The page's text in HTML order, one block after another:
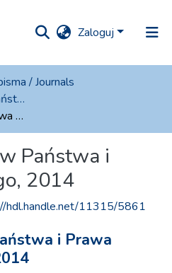
Zaloguj
/ Journals
2.7 Studia z Dziejów Państwa i Prawa Polskiego
Studia z Dziejów Państwa i Prawa Polskiego, 2014
Państwa i
2014
hdl.handle.net/11315/5861
i Prawa